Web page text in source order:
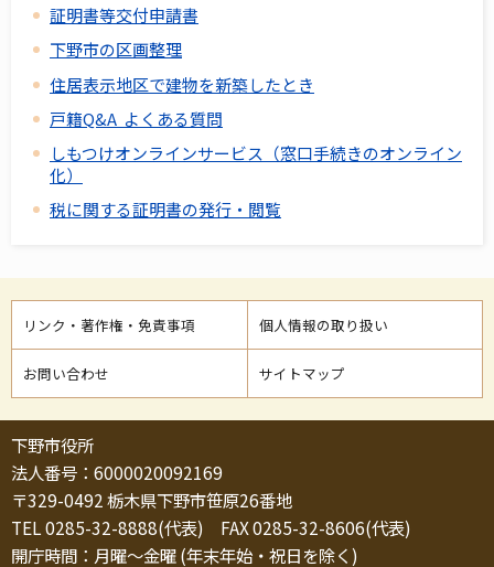
証明書等交付申請書
下野市の区画整理
住居表示地区で建物を新築したとき
戸籍Q&A よくある質問
しもつけオンラインサービス（窓口手続きのオンライン
化）
税に関する証明書の発行・閲覧
リンク・著作権・免責事項 個人情報の取り扱い
お問い合わせ サイトマップ
下野市役所
法人番号：6000020092169
〒329-0492 栃木県下野市笹原26番地
TEL 0285-32-8888(代表) FAX 0285-32-8606(代表)
開庁時間：月曜～金曜 (年末年始・祝日を除く)